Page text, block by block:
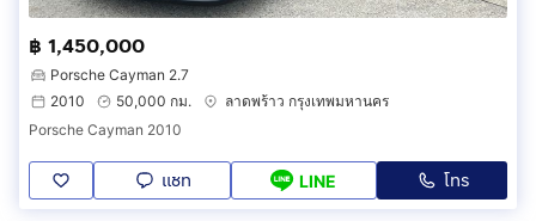
฿ 1,450,000
Porsche Cayman 2.7
2010
50,000 กม.
ลาดพร้าว กรุงเทพมหานคร
Porsche Cayman 2010
แชท LINE โทร